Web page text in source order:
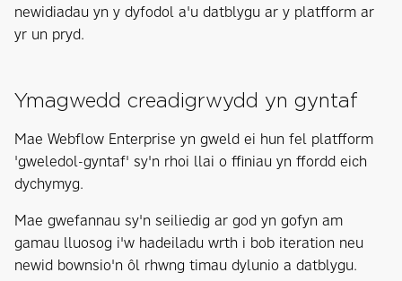
newidiadau yn y dyfodol a'u datblygu ar y platfform ar
yr un pryd.
Ymagwedd creadigrwydd yn gyntaf
Mae Webflow Enterprise yn gweld ei hun fel platfform
'gweledol-gyntaf' sy'n rhoi llai o ffiniau yn ffordd eich
dychymyg.
Mae gwefannau sy'n seiliedig ar god yn gofyn am
gamau lluosog i'w hadeiladu wrth i bob iteration neu
newid bownsio'n ôl rhwng timau dylunio a datblygu.